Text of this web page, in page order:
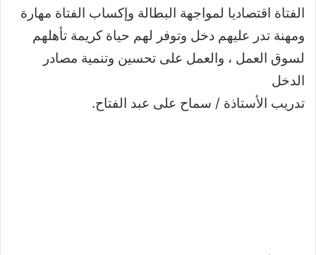
الفتاة اقتصاديا لمواجهة البطالة وإكساب الفتاة مهارة
ومهنة تدر عليهم دخل وتوفر لهم حياة كريمة تأهلهم
لسوق العمل ، والعمل على تحسين وتنمية مصادر
الدخل
تدريب الأستاذة / سماح على عبد الفتاح.